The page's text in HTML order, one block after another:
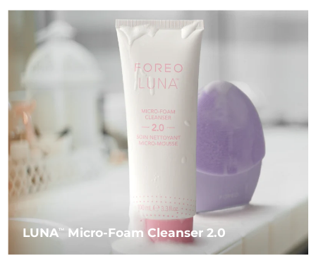
LUNATM Micro-Foam Cleanser 2.0
LUNA™ 4 mini
For young skin, T-zone
LUNA™ 4 go
For travel or gym bag
Premium cleansers & balm
LUNA™ 设备
面部提拉护理
Premium anti-aging skincare
BEAR™ 设备
All premium facelift devices
UFO™ 3 mini
Red light therapy device for young skin
UFO™ 3 go
Portable red light therapy
Rejuvenation & hydration
Smart hybrid silicone sonic toothbrush
issa™ 4 smile
Hybrid silicone sonic toothbrush
issa™ 4 baby
For ages 0-3
issa™ Teeth Whitening Set
Dual LED + sonic device & 18% PAP gel
FAQ™ 101
Clinical anti-aging
FAQ™ 102
Advanced clinical anti-aging
Luxurious clinical anti-aging set
FAQ™ P1 Primer
LED治疗
FAQ™ 201
LED mask
FAQ™ 202
LED mask
Anti-aging neck & décolleté LED mask
FAQ™ 221
生发
FAQ™ 301
LED hair strengthening scalp massager
FAQ™ Scalp Serum
Scalp recovery probiotic serum
肌肤年轻化
FAQ™ 501
Full-Spectrum Red Light Therapy
FAQ™ 502
Full-Spectrum Red Light Therapy
保健品
NEW
专业治疗
智利 预计送达日期8/14/26
中国 预计送达日期
哥伦比亚
克罗地亚 预计送达日期
塞浦路斯 8/11/26
捷克 预计送达日期8/10/26
预计送达日期8/10/26
爱沙尼亚 预计送达日期